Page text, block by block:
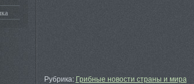
Рубрика: Грибные новости страны и мира